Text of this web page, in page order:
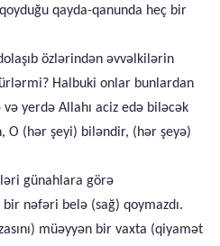
qayda-qanunda heç bir
özlərindən əvvəlkilərin
Halbuki onlar bunlardan
yerdə Allahı aciz edə biləcək
O (hər şeyi) biləndir, (hər şeyə)
günahlara görə
bir nəfəri belə (sağ) qoymazdı.
müəyyən bir vaxta (qiyamət